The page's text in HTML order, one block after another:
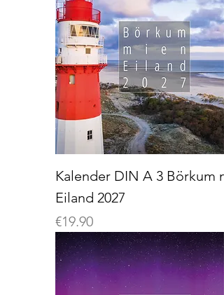
Kalender DIN A 3 Börkum
Eiland 2027
Preis
€19.90